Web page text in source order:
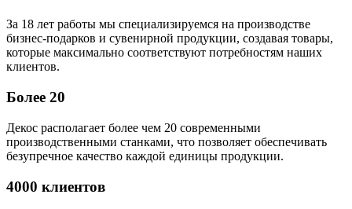
За 18 лет работы мы специализируемся на производстве
бизнес-подарков и сувенирной продукции, создавая товары,
которые максимально соответствуют потребностям наших
клиентов.
Более 20
Декос располагает более чем 20 современными
производственными станками, что позволяет обеспечивать
безупречное качество каждой единицы продукции.
4000 клиентов